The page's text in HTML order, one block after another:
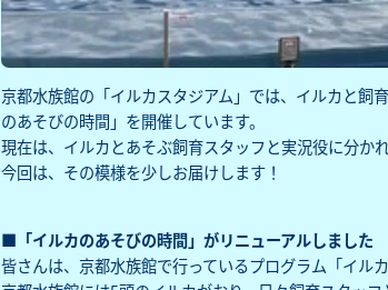
京都水族館の「イルカスタジアム」では、イルカと飼
のあそびの時間」を開催しています。
現在は、イルカとあそぶ飼育スタッフと実況役に分か
今回は、その模様を少しお届けします！
■「イルカのあそびの時間」がリニューアルしました
皆さんは、京都水族館で行っているプログラム「イル